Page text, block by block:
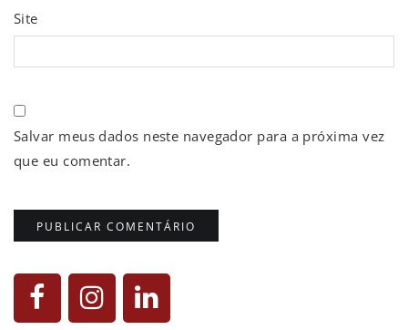
Site
Salvar meus dados neste navegador para a próxima vez
que eu comentar.